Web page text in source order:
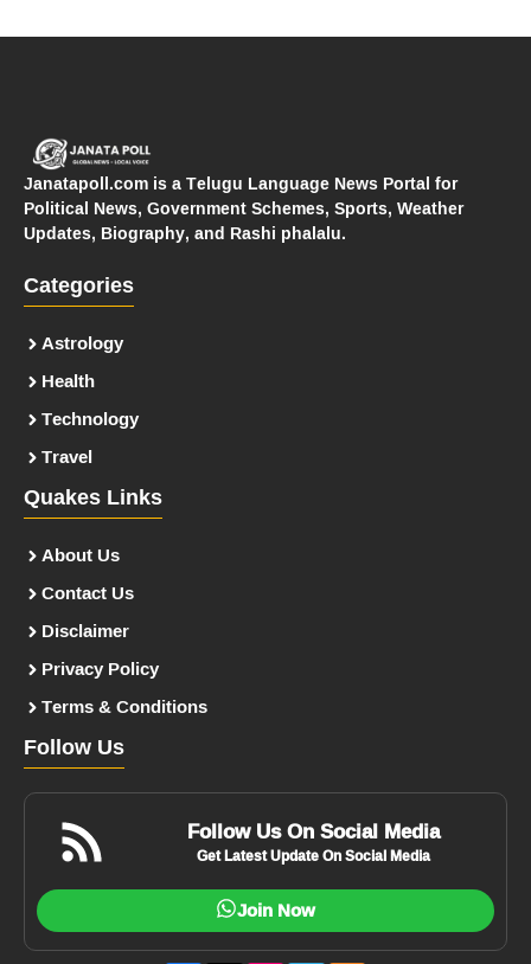
Janatapoll.com is a Telugu Language News Portal for
Political News, Government Schemes, Sports, Weather
Updates, Biography, and Rashi phalalu.
Categories
Astrology
Health
Technology
Travel
Quakes Links
About Us
Contact Us
Disclaimer
Privacy Policy
Terms & Conditions
Follow Us
Follow Us On Social Media
Get Latest Update On Social Media
Join Now